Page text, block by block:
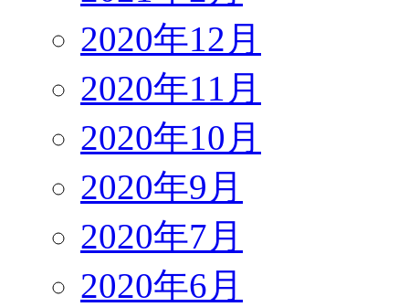
2020年12月
2020年11月
2020年10月
2020年9月
2020年7月
2020年6月